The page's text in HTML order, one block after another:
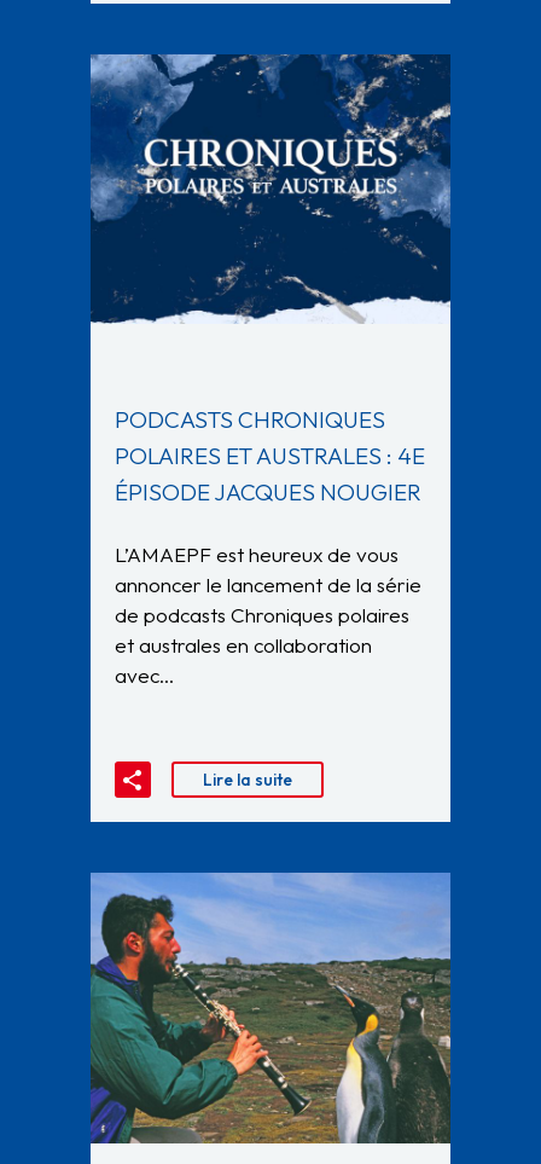
PODCASTS CHRONIQUES
POLAIRES ET AUSTRALES : 4E
ÉPISODE JACQUES NOUGIER
L’AMAEPF est heureux de vous
annoncer le lancement de la série
de podcasts Chroniques polaires
et australes en collaboration
avec…
Lire la suite